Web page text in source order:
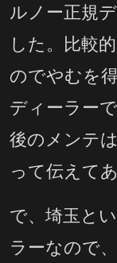
ルノー正規
した。比較
のでやむを
ディーラー
後のメンテ
って伝えて
で、埼玉と
ラーなので